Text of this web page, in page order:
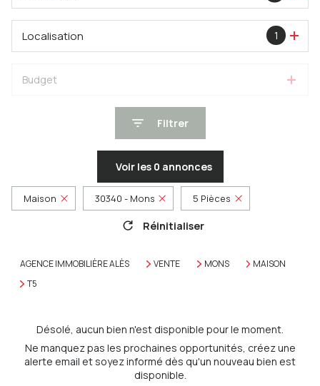
1
Localisation
Budget
Filtrer
Voir les 0 annonces
Maison 30340 - Mons 5 Pièces
Réinitialiser
AGENCE IMMOBILIÈRE ALÈS VENTE MONS
MAISON
T5
Désolé, aucun bien n'est disponible pour le moment.
Ne manquez pas les prochaines opportunités, créez une
alerte email et soyez informé dès qu'un nouveau bien est
disponible.